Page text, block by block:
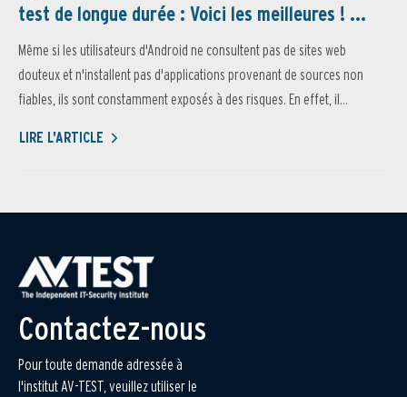
test de longue durée : Voici les meilleures ! ...
Même si les utilisateurs d'Android ne consultent pas de sites web
douteux et n'installent pas d'applications provenant de sources non
fiables, ils sont constamment exposés à des risques. En effet, il...
LIRE L'ARTICLE
Contactez-nous
Pour toute demande adressée à
l'institut AV-TEST, veuillez utiliser le